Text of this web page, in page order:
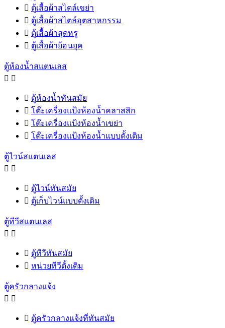
 ตู้เสื้อผ้าสไตล์เขย่า
 ตู้เสื้อผ้าสไตล์อุตสาหกรรม
 ตู้เสื้อผ้าสุดหรู
 ตู้เสื้อผ้าย้อนยุค
ตู้ห้องน้ำสแตนเลส
 
 ตู้ห้องน้ำทันสมัย
 โต๊ะเครื่องแป้งห้องน้ำคลาสสิก
 โต๊ะเครื่องแป้งห้องน้ำเขย่า
 โต๊ะเครื่องแป้งห้องน้ำแบบดั้งเดิม
ตู้ไวน์สแตนเลส
 
 ตู้ไวน์ทันสมัย
 ตู้เก็บไวน์แบบดั้งเดิม
ตู้ทีวีสแตนเลส
 
 ตู้ทีวีทันสมัย
 หน่วยทีวีดั้งเดิม
ตู้ครัวกลางแจ้ง
 
 ตู้ครัวกลางแจ้งที่ทันสมัย